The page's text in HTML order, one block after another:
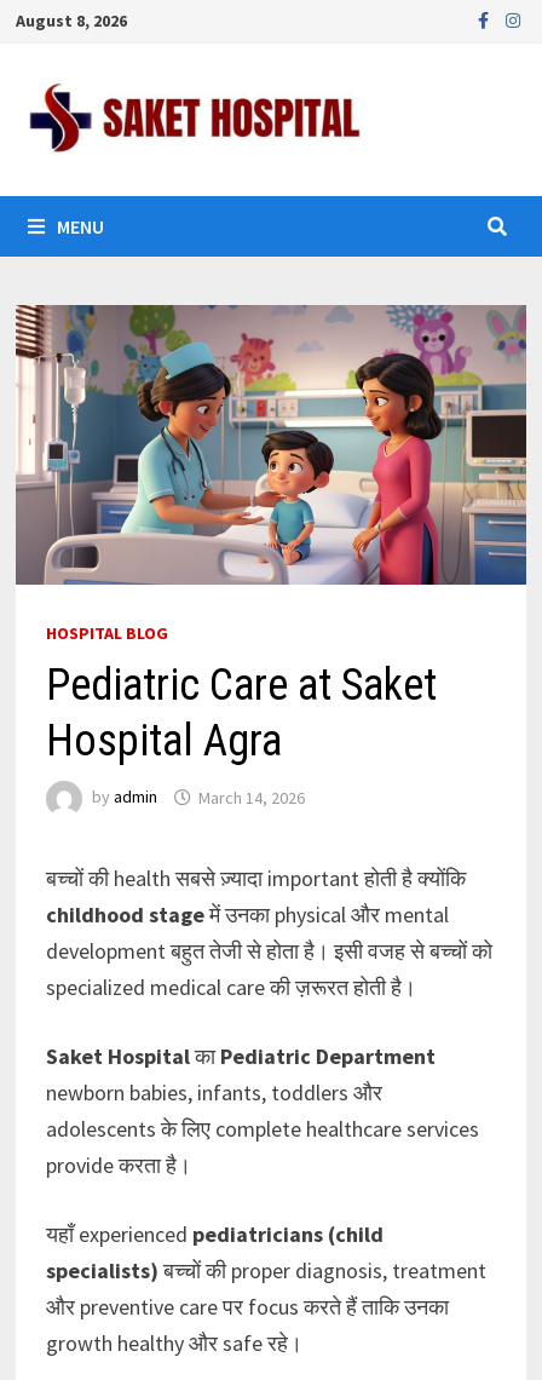
Skip
content
August 8, 2026
MENU
HOSPITAL BLOG
Pediatric Care at Saket
Hospital Agra
byadmin March 14, 2026
बच्चों की health सबसे ज़्यादा important होती है क्योंकि
childhood stageमें उनका physical और mental
development बहुत तेजी से होता है। इसी वजह से बच्चों को
specialized medical care की ज़रूरत होती है।
Saket HospitalकाPediatric Department
newborn babies, infants, toddlers और
adolescents के लिए complete healthcare services
provide करता है।
यहाँ experienced pediatricians (child
specialists)बच्चों की proper diagnosis, treatment
और preventive care पर focus करते हैं ताकि उनका
growth healthy और safe रहे।